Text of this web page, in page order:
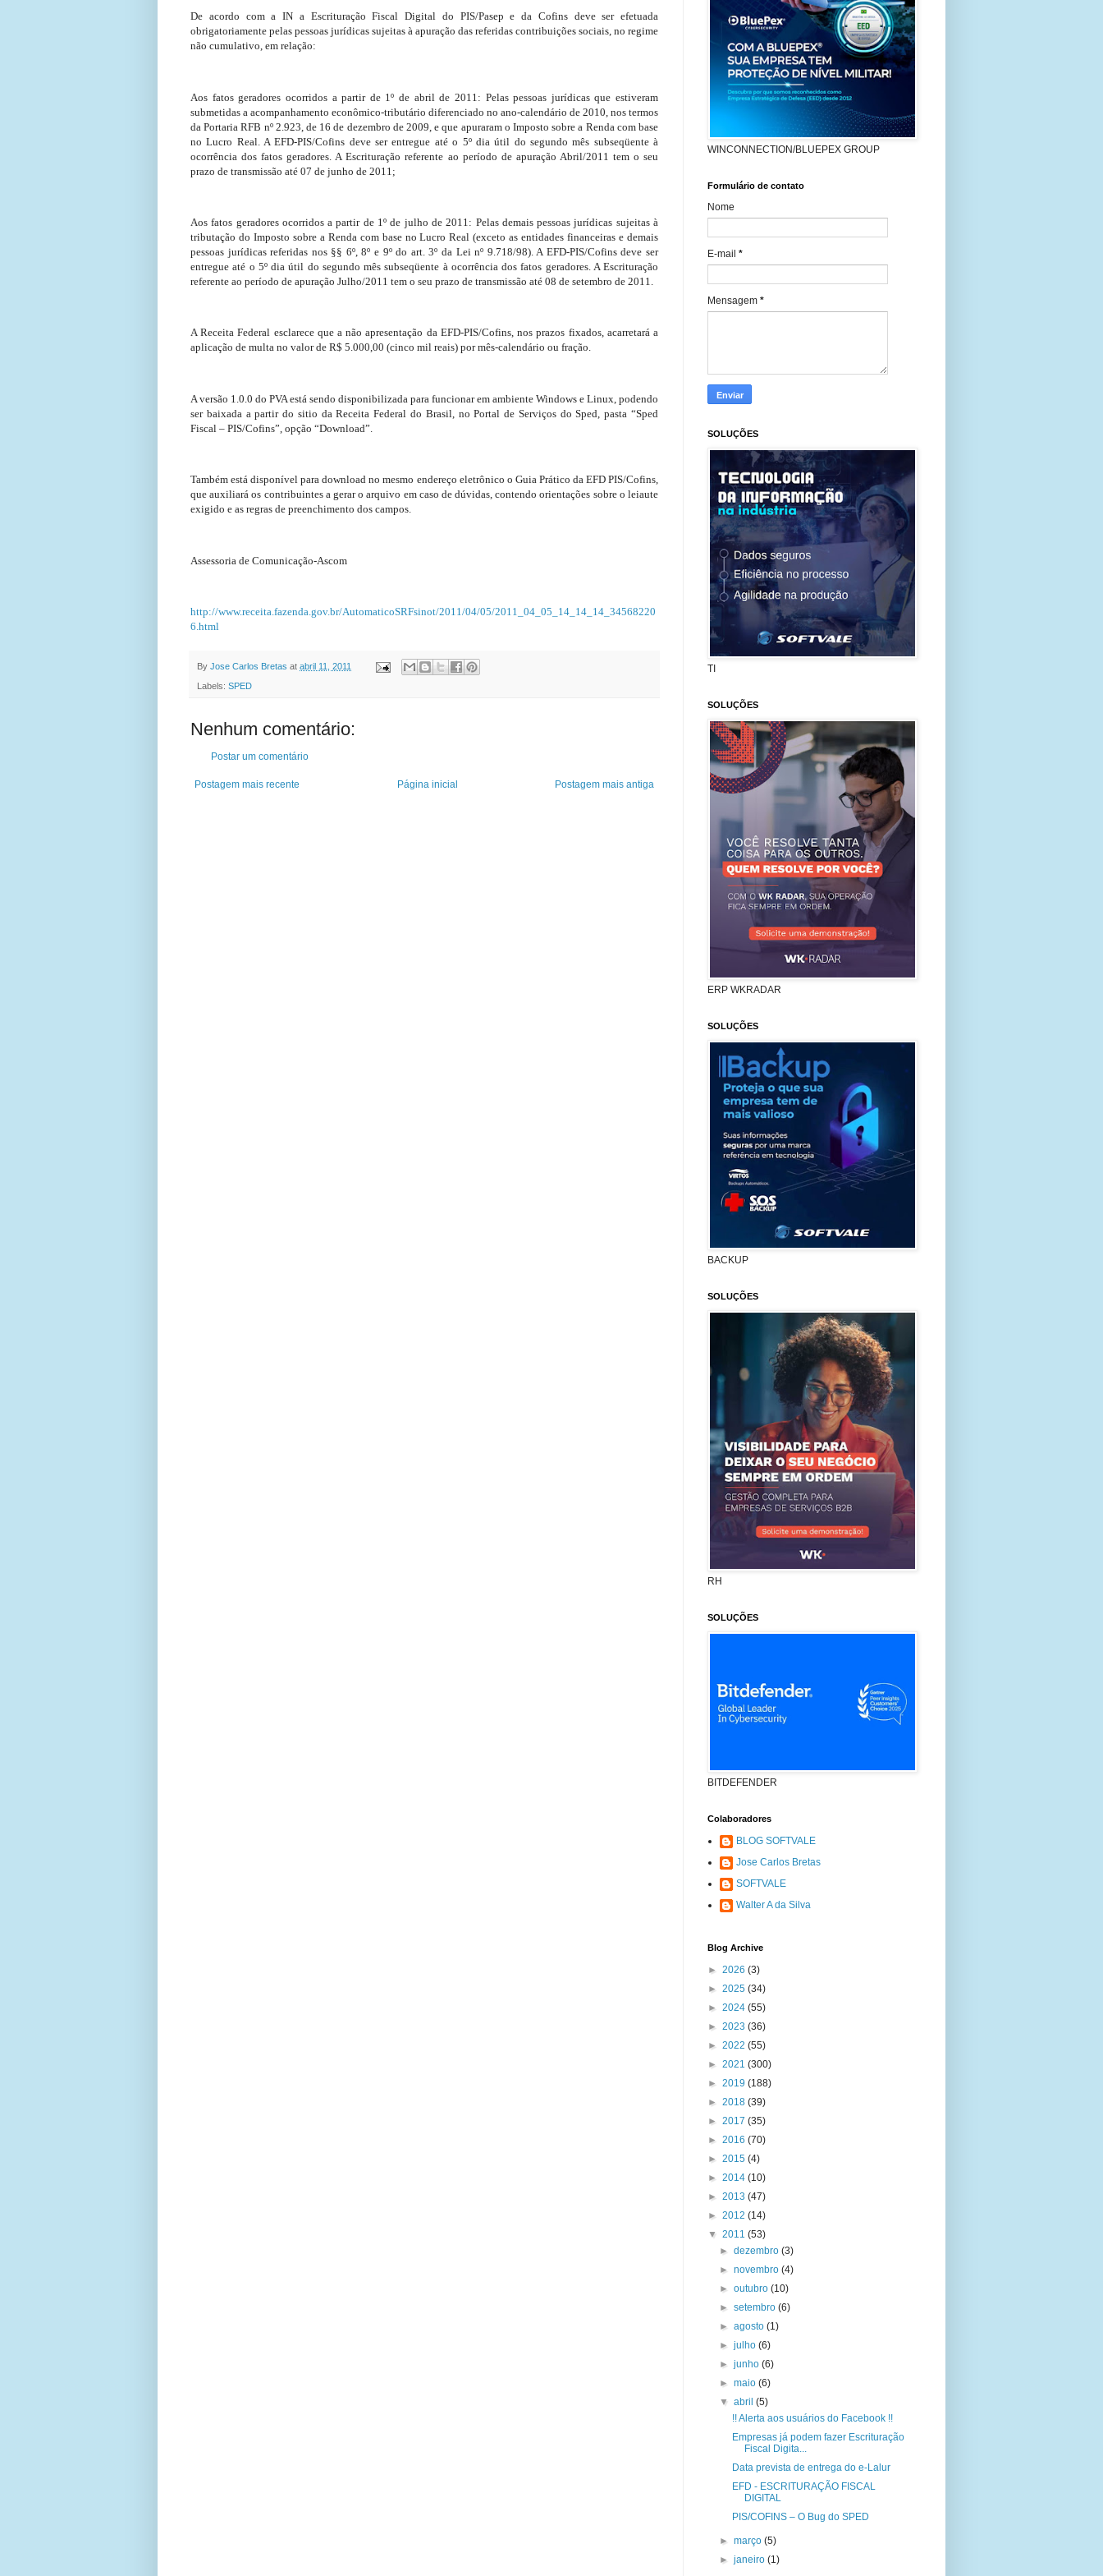
De acordo com a IN a Escrituração Fiscal Digital do PIS/Pasep e da Cofins deve ser efetuada
obrigatoriamente pelas pessoas jurídicas sujeitas à apuração das referidas contribuições sociais, no regime
não cumulativo, em relação:
Aos fatos geradores ocorridos a partir de 1º de abril de 2011: Pelas pessoas jurídicas que estiveram
submetidas a acompanhamento econômico-tributário diferenciado no ano-calendário de 2010, nos termos
da Portaria RFB nº 2.923, de 16 de dezembro de 2009, e que apuraram o Imposto sobre a Renda com base
no Lucro Real. A EFD-PIS/Cofins deve ser entregue até o 5º dia útil do segundo mês subseqüente à
ocorrência dos fatos geradores. A Escrituração referente ao período de apuração Abril/2011 tem o seu
prazo de transmissão até 07 de junho de 2011;
Aos fatos geradores ocorridos a partir de 1º de julho de 2011: Pelas demais pessoas jurídicas sujeitas à
tributação do Imposto sobre a Renda com base no Lucro Real (exceto as entidades financeiras e demais
pessoas jurídicas referidas nos §§ 6º, 8º e 9º do art. 3º da Lei nº 9.718/98). A EFD-PIS/Cofins deve ser
entregue até o 5º dia útil do segundo mês subseqüente à ocorrência dos fatos geradores. A Escrituração
referente ao período de apuração Julho/2011 tem o seu prazo de transmissão até 08 de setembro de 2011.
A Receita Federal esclarece que a não apresentação da EFD-PIS/Cofins, nos prazos fixados, acarretará a
aplicação de multa no valor de R$ 5.000,00 (cinco mil reais) por mês-calendário ou fração.
A versão 1.0.0 do PVA está sendo disponibilizada para funcionar em ambiente Windows e Linux, podendo
ser baixada a partir do sitio da Receita Federal do Brasil, no Portal de Serviços do Sped, pasta “Sped
Fiscal – PIS/Cofins”, opção “Download”.
Também está disponível para download no mesmo endereço eletrônico o Guia Prático da EFD PIS/Cofins,
que auxiliará os contribuintes a gerar o arquivo em caso de dúvidas, contendo orientações sobre o leiaute
exigido e as regras de preenchimento dos campos.
Assessoria de Comunicação-Ascom
http://www.receita.fazenda.gov.br/AutomaticoSRFsinot/2011/04/05/2011_04_05_14_14_14_34568220
6.html
By Jose Carlos Bretas at abril 11, 2011
Labels: SPED
Nenhum comentário:
Postar um comentário
Postagem mais recente Postagem mais antiga
Página inicial
WINCONNECTION/BLUEPEX GROUP
Formulário de contato
Nome
E-mail *
Mensagem *
SOLUÇÕES
TI
SOLUÇÕES
ERP WKRADAR
SOLUÇÕES
BACKUP
SOLUÇÕES
RH
SOLUÇÕES
BITDEFENDER
Colaboradores
BLOG SOFTVALE
Jose Carlos Bretas
SOFTVALE
Walter A da Silva
Blog Archive
► 2026 (3)
► 2025 (34)
► 2024 (55)
► 2023 (36)
► 2022 (55)
► 2021 (300)
► 2019 (188)
► 2018 (39)
► 2017 (35)
► 2016 (70)
► 2015 (4)
► 2014 (10)
► 2013 (47)
► 2012 (14)
▼ 2011 (53)
►dezembro(3)
►novembro(4)
►outubro(10)
►setembro(6)
►agosto(1)
►julho(6)
►junho(6)
►maio(6)
▼abril(5)
!! Alerta aos usuários do Facebook !!
Empresas já podem fazer Escrituração
Fiscal Digita...
Data prevista de entrega do e-Lalur
EFD - ESCRITURAÇÃO FISCAL
DIGITAL
PIS/COFINS – O Bug do SPED
►março(5)
►janeiro(1)